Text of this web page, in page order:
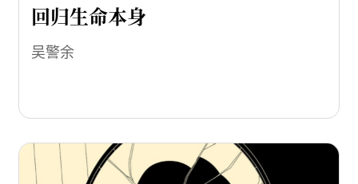
回归生命本身
吴警余